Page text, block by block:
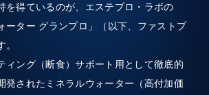
を得ているのが、エステプロ・ラボの
ーター グランプロ」（以下、ファストプ
ィング（断食）サポート用として徹底的
発されたミネラルウォーター（高付加価